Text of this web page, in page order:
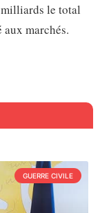
le total
marchés.
GUERRE CIVILE